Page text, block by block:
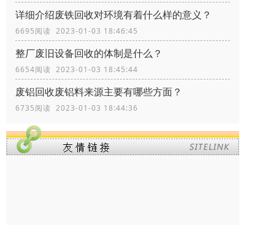
详细介绍废铁回收对环境有着什么样的意义？
6695阅读 2023-01-03 18:46:45
整厂废旧设备回收的体制是什么？
6654阅读 2023-01-03 18:45:44
废铝回收废铝料来源主要有哪些方面？
6735阅读 2023-01-03 18:44:36